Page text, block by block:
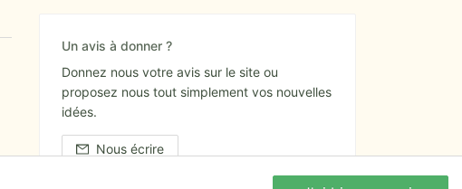
Un avis à donner ?
Donnez nous votre avis sur le site ou
proposez nous tout simplement vos nouvelles
idées.
Nous écrire